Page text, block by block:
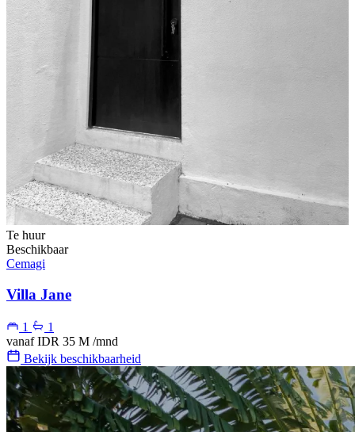
Te huur
Beschikbaar
Cemagi
Villa Jane
1
1
vanaf IDR 35 M /mnd
Bekijk beschikbaarheid